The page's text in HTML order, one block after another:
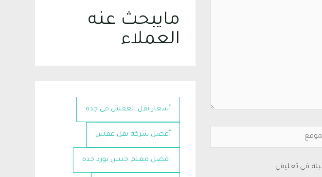
في تعليقي.
مايبحث عنه
العملاء
أسعار نقل العفش في جدة
أفضل شركة نقل عفش
افضل معلم جبس بورد جده